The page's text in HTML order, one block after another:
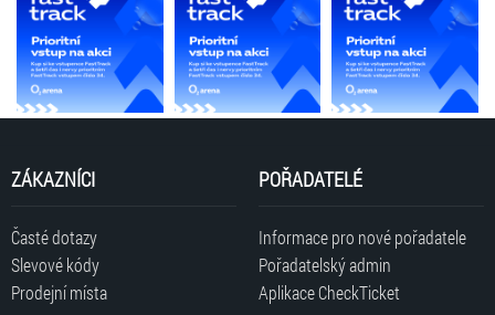
ZÁKAZNÍCI
Časté dotazy
Slevové kódy
Prodejní místa
POŘADATELÉ
Informace pro nové pořadatele
Pořadatelský admin
Aplikace CheckTicket